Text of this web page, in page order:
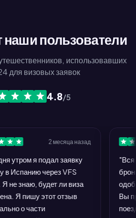
наши пользователи
использовавших
для визовых заявок
4.8/5
2 месяца назад
я подал заявку
через VFS
знаю, будет ли виза
Я пишу этот отзыв
о части
"Вся
Вы